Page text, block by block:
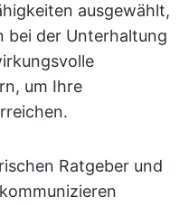
ausgewählt,
bei der Unterhaltung
um Ihre
Ratgeber und